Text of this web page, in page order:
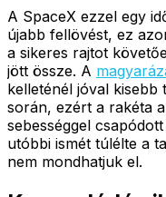
A SpaceX ezzel egy
újabb fellövést, ez
a sikeres rajtot
jött össze. A
kelleténél jóval
során, ezért a rakéta
sebességgel
utóbbi ismét túlélte a
nem mondhatjuk el.